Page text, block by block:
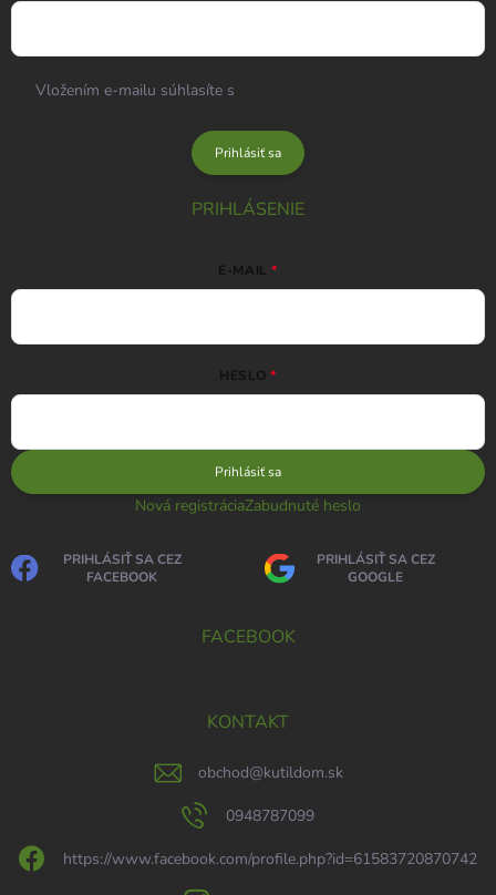
Vložením e-mailu súhlasíte s
Prihlásiť sa
PRIHLÁSENIE
E-MAIL
HESLO
Prihlásiť sa
Nová registráciaZabudnuté heslo
PRIHLÁSIŤ SA CEZ
FACEBOOK
PRIHLÁSIŤ SA CEZ
GOOGLE
FACEBOOK
KONTAKT
obchod@kutildom.sk
0948787099
https://www.facebook.com/profile.php?id=61583720870742